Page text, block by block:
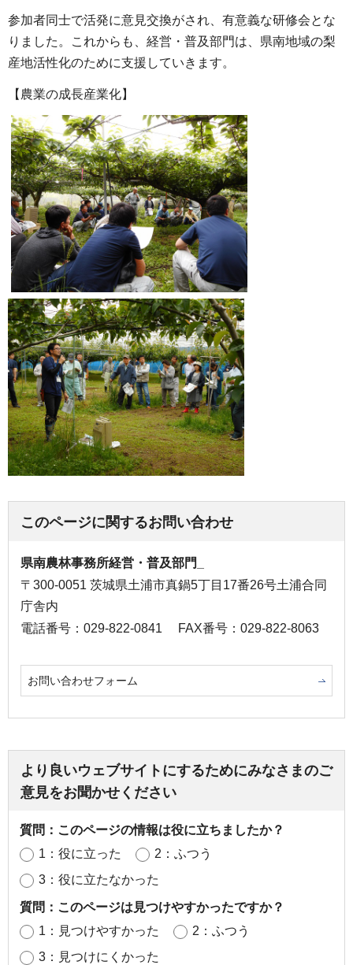
参加者同士で活発に意見交換がされ、有意義な研修会とな
りました。これからも、経営・普及部門は、県南地域の梨
産地活性化のために支援していきます。
【農業の成長産業化】
このページに関するお問い合わせ
県南農林事務所経営・普及部門_
〒300-0051 茨城県土浦市真鍋5丁目17番26号土浦合同
庁舎内
電話番号：029-822-0841
FAX番号：029-822-8063
お問い合わせフォーム
より良いウェブサイトにするためにみなさまのご
意見をお聞かせください
質問：このページの情報は役に立ちましたか？
1：役に立った
2：ふつう
3：役に立たなかった
質問：このページは見つけやすかったですか？
1：見つけやすかった
2：ふつう
3：見つけにくかった